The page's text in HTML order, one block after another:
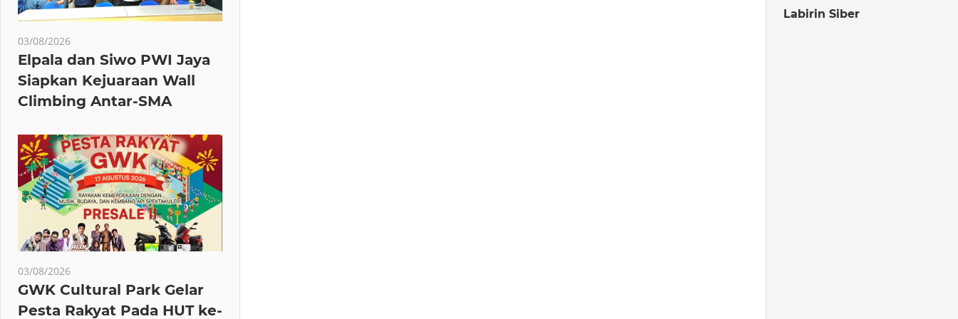
03/08/2026
Elpala dan Siwo PWI Jaya
Siapkan Kejuaraan Wall
Climbing Antar-SMA
03/08/2026
GWK Cultural Park Gelar
Pesta Rakyat Pada HUT ke-
Labirin Siber